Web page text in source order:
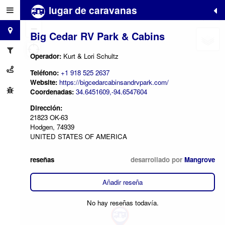
lugar de caravanas
Big Cedar RV Park & Cabins
Operador: Kurt & Lori Schultz
Teléfono: +1 918 525 2637
Website: https://bigcedarcabinsandrvpark.com/
Coordenadas: 34.6451609,-94.6547604
Dirección:
21823 OK-63
Hodgen, 74939
UNITED STATES OF AMERICA
reseñas desarrollado por Mangrove
Añadir reseña
No hay reseñas todavía.
+